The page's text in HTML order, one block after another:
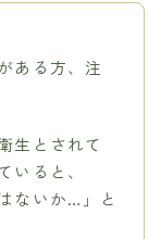
ある方、注
生とされて
いると、
ないか…」と